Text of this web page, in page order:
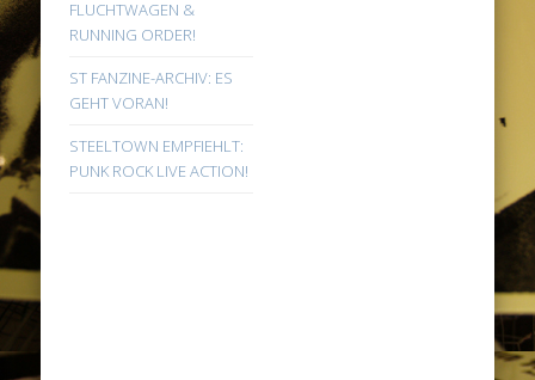
FLUCHTWAGEN &
RUNNING ORDER!
ST FANZINE-ARCHIV: ES
GEHT VORAN!
STEELTOWN EMPFIEHLT:
PUNK ROCK LIVE ACTION!